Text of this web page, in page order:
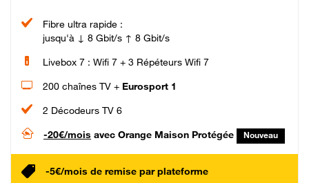
Fibre ultra rapide :
jusqu'à ↓ 8 Gbit/s ↑ 8 Gbit/s
Livebox 7 : Wifi 7 + 3 Répéteurs Wifi 7
200 chaînes TV + Eurosport 1
2 Décodeurs TV 6
-20€/mois avec Orange Maison Protégée Nouveau
-5€/mois de remise par plateforme